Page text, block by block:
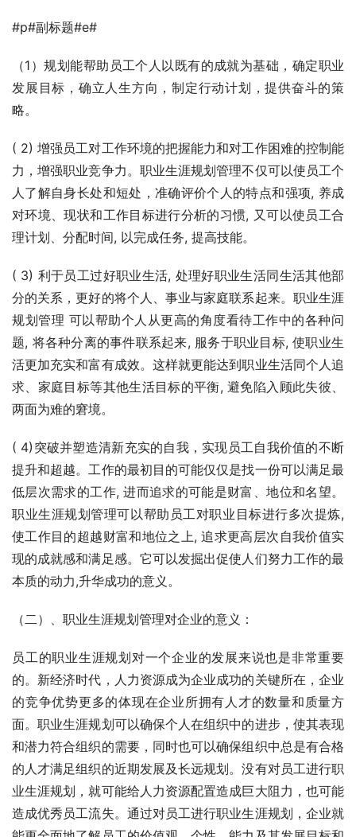
#p#副标题#e#
（1）规划能帮助员工个人以既有的成就为基础，确定职业
发展目标，确立人生方向，制定行动计划，提供奋斗的策
略。
( 2) 增强员工对工作环境的把握能力和对工作困难的控制能
力，增强职业竞争力。职业生涯规划管理不仅可以使员工个
人了解自身长处和短处，准确评价个人的特点和强项, 养成
对环境、现状和工作目标进行分析的习惯, 又可以使员工合
理计划、分配时间, 以完成任务, 提高技能。
( 3) 利于员工过好职业生活, 处理好职业生活同生活其他部
分的关系，更好的将个人、事业与家庭联系起来。职业生涯
规划管理 可以帮助个人从更高的角度看待工作中的各种问
题, 将各种分离的事件联系起来, 服务于职业目标, 使职业生
活更加充实和富有成效。这样就更能达到职业生活同个人追
求、家庭目标等其他生活目标的平衡, 避免陷入顾此失彼、
两面为难的窘境。
( 4)突破并塑造清新充实的自我，实现员工自我价值的不断
提升和超越。工作的最初目的可能仅仅是找一份可以满足最
低层次需求的工作, 进而追求的可能是财富、地位和名望。
职业生涯规划管理可以帮助员工对职业目标进行多次提炼,
使工作目的超越财富和地位之上, 追求更高层次自我价值实
现的成就感和满足感。它可以发掘出促使人们努力工作的最
本质的动力,升华成功的意义。
（二）、职业生涯规划管理对企业的意义：
员工的职业生涯规划对一个企业的发展来说也是非常重要
的。新经济时代，人力资源成为企业成功的关键所在，企业
的竞争优势更多的体现在企业所拥有人才的数量和质量方
面。职业生涯规划可以确保个人在组织中的进步，使其表现
和潜力符合组织的需要，同时也可以确保组织中总是有合格
的人才满足组织的近期发展及长远规划。没有对员工进行职
业生涯规划，就可能给人力资源配置造成巨大阻力，也可能
造成优秀员工流失。通过对员工进行职业生涯规划，企业就